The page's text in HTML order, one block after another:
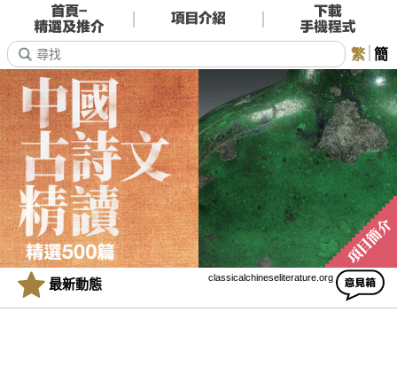
繁 簡
classicalchineseliterature.org
最新動態